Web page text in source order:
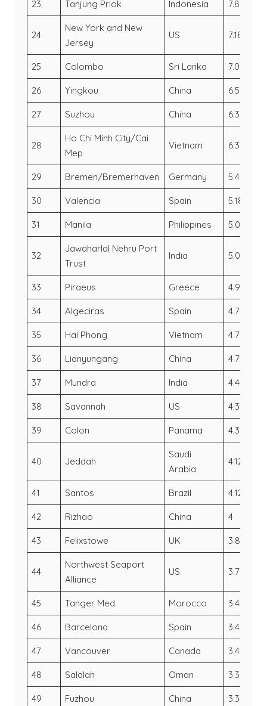
23 Tanjung Priok Indonesia 7.8
24
New York and New
Jersey
US 7.18
25 Colombo Sri Lanka 7.05
26 Yingkou China 6.5
27 Suzhou China 6.36
28
Ho Chi Minh City/Cai
Mep
Vietnam 6.33
29 Bremen/Bremerhaven Germany 5.48
30 Valencia Spain 5.18
31 Manila Philippines 5.05
32
Jawaharlal Nehru Port
Trust
India 5.05
33 Piraeus Greece 4.91
34 Algeciras Spain 4.77
35 Hai Phong Vietnam 4.76
36 Lianyungang China 4.75
37 Mundra India 4.44
38 Savannah US 4.35
39 Colon Panama 4.32
40 Jeddah
Saudi
Arabia
4.12
41 Santos Brazil 4.12
42 Rizhao China 4
43 Felixstowe UK 3.85
44
Northwest Seaport
Alliance
US 3.79
45 Tanger Med Morocco 3.47
46 Barcelona Spain 3.42
47 Vancouver Canada 3.4
48 Salalah Oman 3.39
49 Fuzhou China 3.34